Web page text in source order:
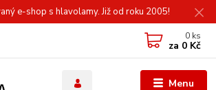
e-shop s hlavolamy. Již od roku 2005!
Menu
0 ks
za 0 Kč